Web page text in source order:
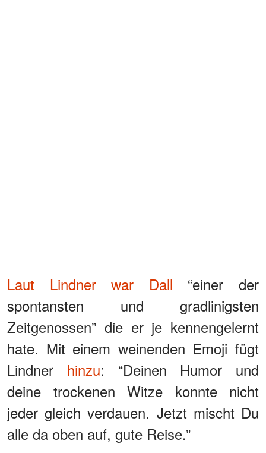
Laut Lindner war Dall “einer der
spontansten und gradlinigsten
Zeitgenossen” die er je kennengelernt
hate. Mit einem weinenden Emoji fügt
Lindner hinzu: “Deinen Humor und
deine trockenen Witze konnte nicht
jeder gleich verdauen. Jetzt mischt Du
alle da oben auf, gute Reise.”